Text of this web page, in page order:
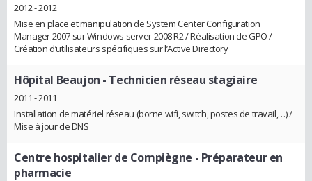
2012 - 2012
Mise en place et manipulation de System Center Configuration
Manager 2007 sur Windows server 2008 R2 / Réalisation de GPO /
Création d’utilisateurs spécifiques sur l’Active Directory
Hôpital Beaujon - Technicien réseau stagiaire
2011 - 2011
Installation de matériel réseau (borne wifi, switch, postes de travail,…) /
Mise à jour de DNS
Centre hospitalier de Compiègne - Préparateur en
pharmacie